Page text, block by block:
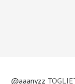
@aaanyzz